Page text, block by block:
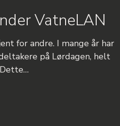
VatneLAN
for andre. I mange år har
på Lørdagen, helt